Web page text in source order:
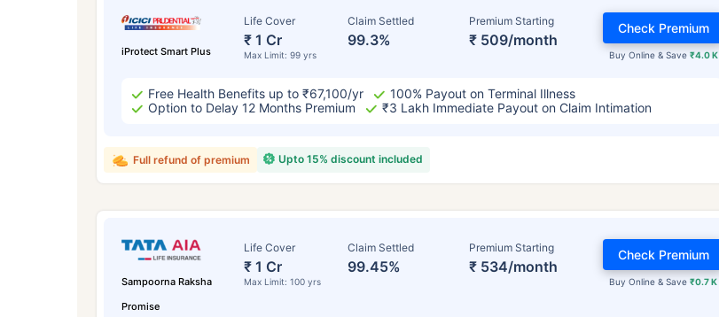
iProtect Smart Plus
Life Cover
₹ 1 Cr
Max Limit: 99 yrs
Claim Settled
99.3%
Premium Starting
₹ 509/month
Buy Online & Save ₹4.0 K
Check Premium
Free Health Benefits up to ₹67,100/yr
100% Payout on Terminal Illness
Option to Delay 12 Months Premium
₹3 Lakh Immediate Payout on Claim Intimation
Upto 15% discount included
Full refund of premium
Sampoorna Raksha
Promise
Life Cover
₹ 1 Cr
Max Limit: 100 yrs
Claim Settled
99.45%
Premium Starting
₹ 534/month
Buy Online & Save₹0.7 K
Check Premium